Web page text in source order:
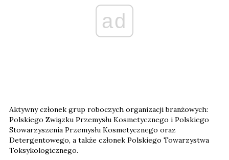
ad
Aktywny członek grup roboczych organizacji branżowych:
Polskiego Związku Przemysłu Kosmetycznego i Polskiego
Stowarzyszenia Przemysłu Kosmetycznego oraz
Detergentowego, a także członek Polskiego Towarzystwa
Toksykologicznego.